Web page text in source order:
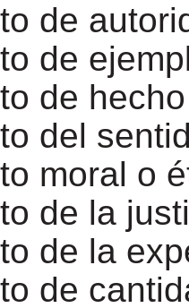
de
de
de hecho
del
moral o
de la
de la
de